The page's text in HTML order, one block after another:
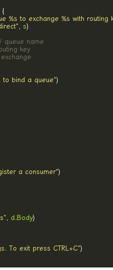
%s to exchange %s with routing
s
queue name
key
to bind a queue"
a consumer"
d .Body
To exit press CTRL+C"